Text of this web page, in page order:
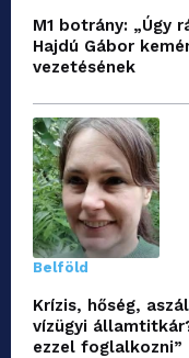
M1 botrány: „Úgy
Hajdú Gábor
vezetésének
Belföld
Krízis, hőség,
vízügyi
ezzel foglalkozni”